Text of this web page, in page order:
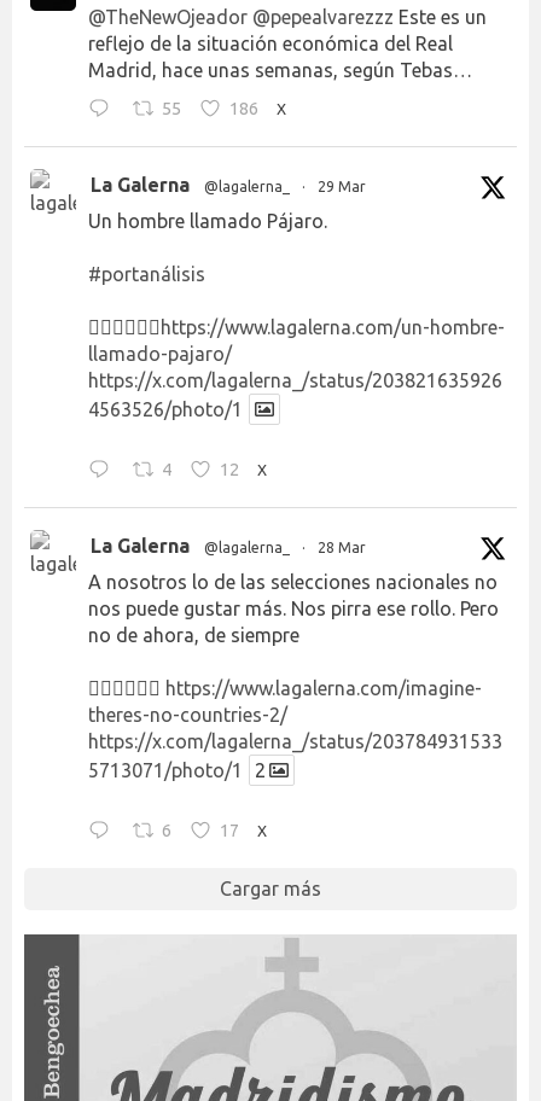
@TheNewOjeador @pepealvarezzz Este es un
reflejo de la situación económica del Real
Madrid, hace unas semanas, según Tebas…
55 186 X
La Galerna @lagalerna_ · 29 Mar
Un hombre llamado Pájaro.
#portanálisis
👉🏻👉🏻👉🏻 https://www.lagalerna.com/un-hombre-
llamado-pajaro/
https://x.com/lagalerna_/status/203821635926
4563526/photo/1
4 12 X
La Galerna @lagalerna_ · 28 Mar
A nosotros lo de las selecciones nacionales no
nos puede gustar más. Nos pirra ese rollo. Pero
no de ahora, de siempre
👉🏻👉🏻👉🏻 https://www.lagalerna.com/imagine-
theres-no-countries-2/
https://x.com/lagalerna_/status/203784931533
5713071/photo/1
2
6 17 X
Cargar más